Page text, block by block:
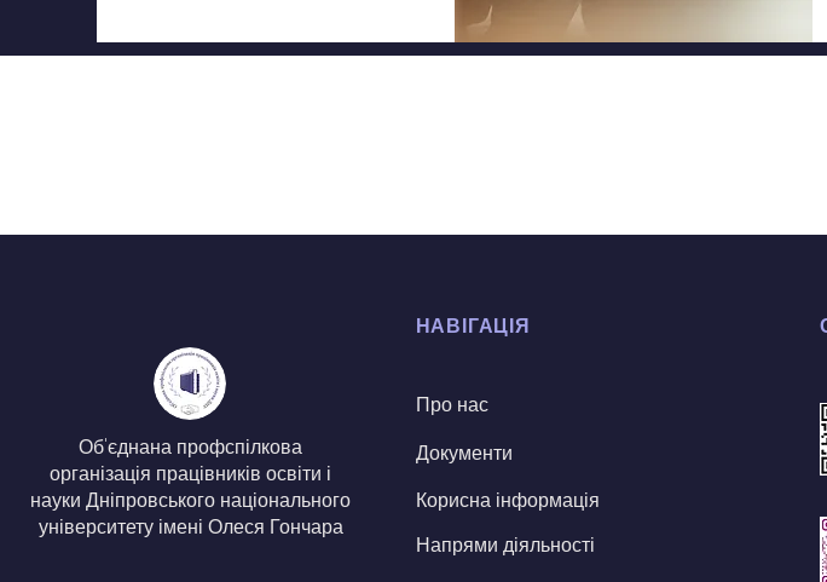
Об'єднана профспілкова
організація працівників освіти і
науки Дніпровського національного
університету імені Олеся Гончара
НАВІГАЦІЯ
Про нас
Документи
Корисна інформація
Напрями діяльності